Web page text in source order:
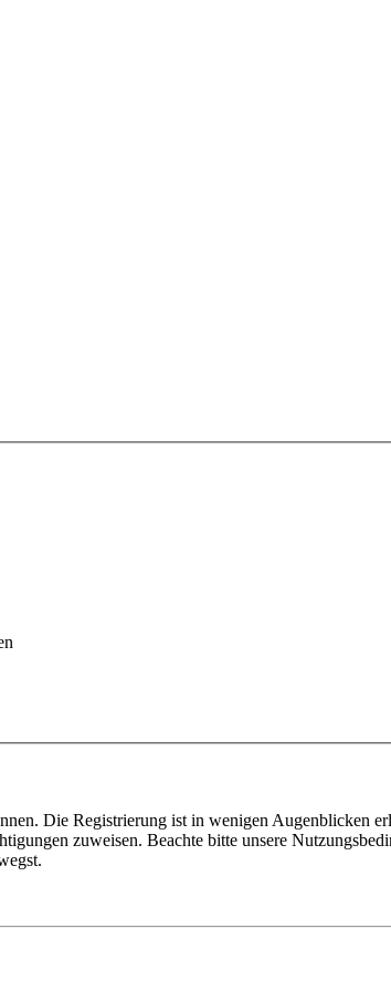
Die Registrierung ist in wenigen Augenblicken
zuweisen. Beachte bitte unsere